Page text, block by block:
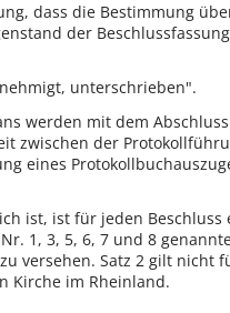
dass die Bestimmung
der
unterschrieben".
werden mit dem
zwischen der
eines
ist, ist für jeden
1, 3, 5, 6, 7 und 8
versehen. Satz 2 gilt nicht
Kirche im Rheinland.